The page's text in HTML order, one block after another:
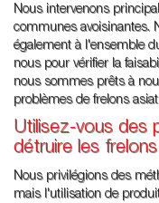
Nous intervenons
communes avoisinantes.
également à l'ensemble
nous pour vérifier la
nous sommes prêts à
problèmes de frelons
Utilisez-vous des
détruire les
Nous privilégions des
mais l'utilisation de